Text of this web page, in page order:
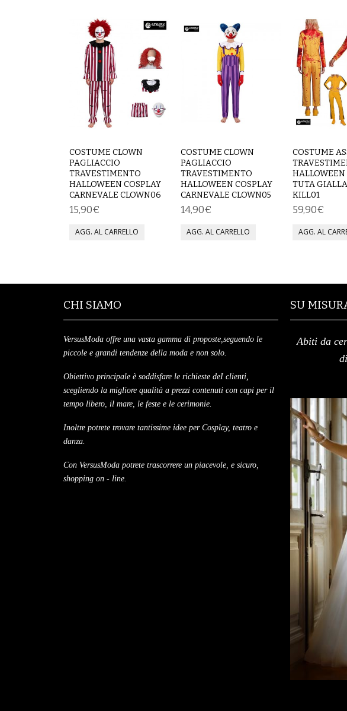
COSTUME CLOWN
PAGLIACCIO
TRAVESTIMENTO
HALLOWEEN COSPLAY
CARNEVALE CLOWN06
15,90€
COSTUME CLOWN
PAGLIACCIO
TRAVESTIMENTO
HALLOWEEN COSPLAY
CARNEVALE CLOWN05
14,90€
COSTUME
HALLOWEEN
TUTA
KILL01
59,90€
CHI SIAMO
VersusModa offre una vasta gamma di proposte,seguendo le
piccole e grandi tendenze della moda e non solo.
Obiettivo principale è soddisfare le richieste deI clienti,
scegliendo la migliore qualità a prezzi contenuti con capi per il
tempo libero, il mare, le feste e le cerimonie.
Inoltre potrete trovare tantissime idee per Cosplay, teatro e
danza.
Con VersusModa potrete trascorrere un piacevole, e sicuro,
shopping on - line.
SU
Abiti da